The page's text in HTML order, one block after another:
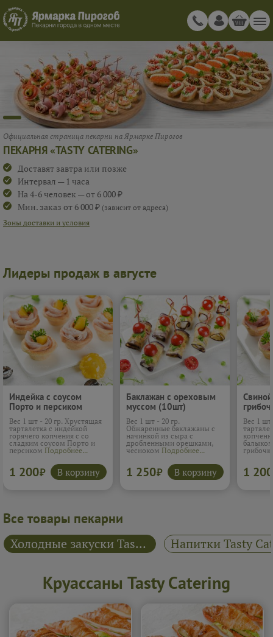
ПЕКАРНЯ «TASTY CATERING»
Официальная страница пекарни на Ярмарке Пирогов
Доставят завтра или позже
Интервал — 1 часа
На 4-6 человек — от 6 000 ₽
Мин. заказ от 6 000 ₽ (зависит от адреса)
Зоны доставки и условия
Лидеры продаж в августе
Индейка с соусом
Порто и персиком
(10шт)
Вес 1 шт - 20 гр. Хрустящая
тарталетка с индейкой
горячего копчения с со
сладким соусом Порто и
персиком Подробнее...
1 200₽ В корзину
Баклажан с ореховым
муссом (10шт)
Вес 1 шт - 20 гр.
Обжаренные баклажаны с
начинкой из сыра с
дробленными орешками,
чесноком Подробнее...
1 250₽ В корзину
Вес 1
1 200
Все товары пекарни
Холодные закуски Tasty Catering Напитки Tasty
Круассаны Tasty Catering